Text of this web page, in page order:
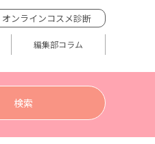
オンラインコスメ診断
編集部コラム